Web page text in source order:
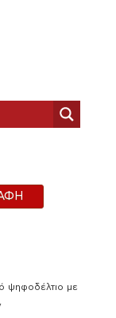
ψηφοδέλτιο με